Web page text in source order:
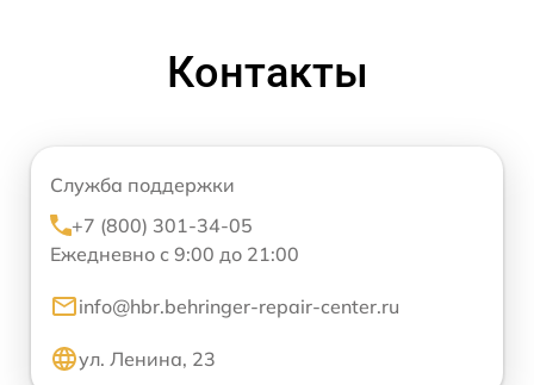
Контакты
Служба поддержки
+7 (800) 301-34-05
Ежедневно с 9:00 до 21:00
info@hbr.behringer-repair-center.ru
ул. Ленина, 23